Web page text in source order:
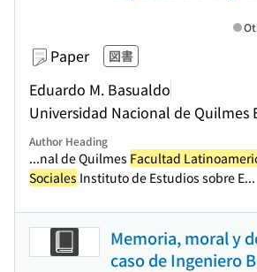
Paper 図書
Eduardo M. Basualdo
Universidad Nacional de Quilmes
Author Heading
...nal de Quilmes Facultad
Sociales Instituto de Estudios sobre E...
Memoria, moral y
caso de Ingeniero